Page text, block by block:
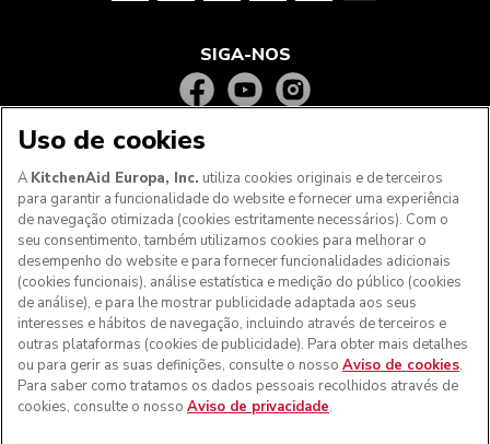
SIGA-NOS
Aos clientes nos Açores, Madeira e outros territórios
portugueses: Por favor, contacte a nossa equipa de Apoio
ao Cliente para efetuar a sua encomenda, de forma a
podermos fornecer os custos de envio exatos e aplicar a
taxa de IVA correta
Uso de cookies
A KitchenAid Europa, Inc. utiliza cookies originais e de terceiros
para garantir a funcionalidade do website e fornecer uma experiência
de navegação otimizada (cookies estritamente necessários). Com o
seu consentimento, também utilizamos cookies para melhorar o
desempenho do website e para fornecer funcionalidades adicionais
(cookies funcionais), análise estatística e medição do público (cookies
de análise), e para lhe mostrar publicidade adaptada aos seus
interesses e hábitos de navegação, incluindo através de terceiros e
outras plataformas (cookies de publicidade). Para obter mais detalhes
ou para gerir as suas definições, consulte o nosso Aviso de cookies.
Para saber como tratamos os dados pessoais recolhidos através de
cookies, consulte o nosso Aviso de privacidade.